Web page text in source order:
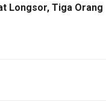
Longsor, Tiga Orang